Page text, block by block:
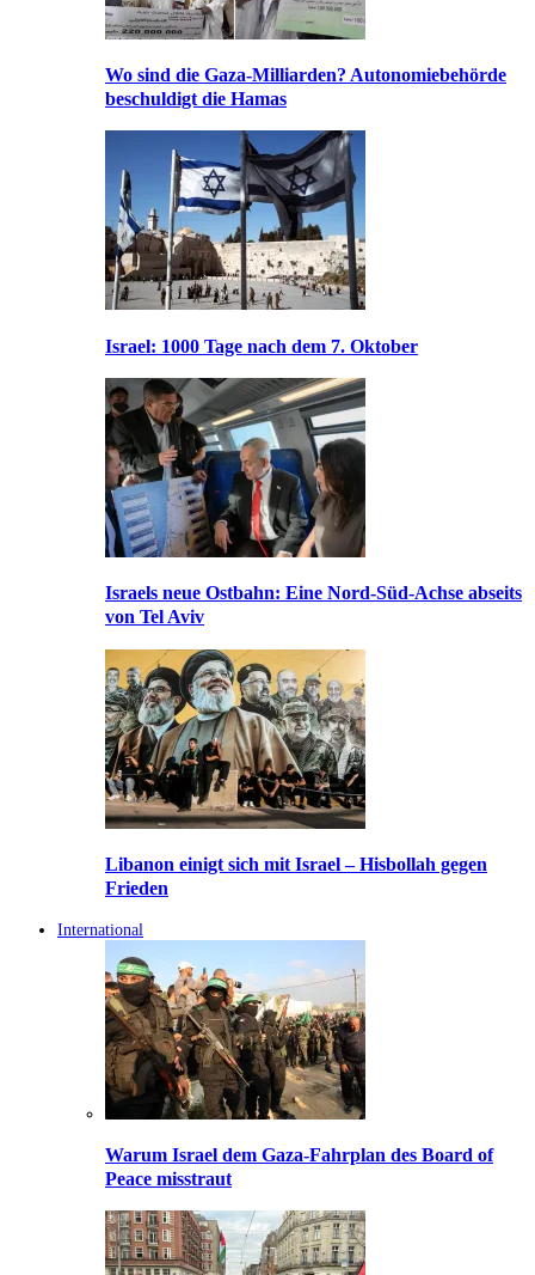
Wo sind die Gaza-Milliarden? Autonomiebehörde
beschuldigt die Hamas
Israel: 1000 Tage nach dem 7. Oktober
Israels neue Ostbahn: Eine Nord-Süd-Achse abseits
von Tel Aviv
Libanon einigt sich mit Israel – Hisbollah gegen
Frieden
International
Warum Israel dem Gaza-Fahrplan des Board of
Peace misstraut